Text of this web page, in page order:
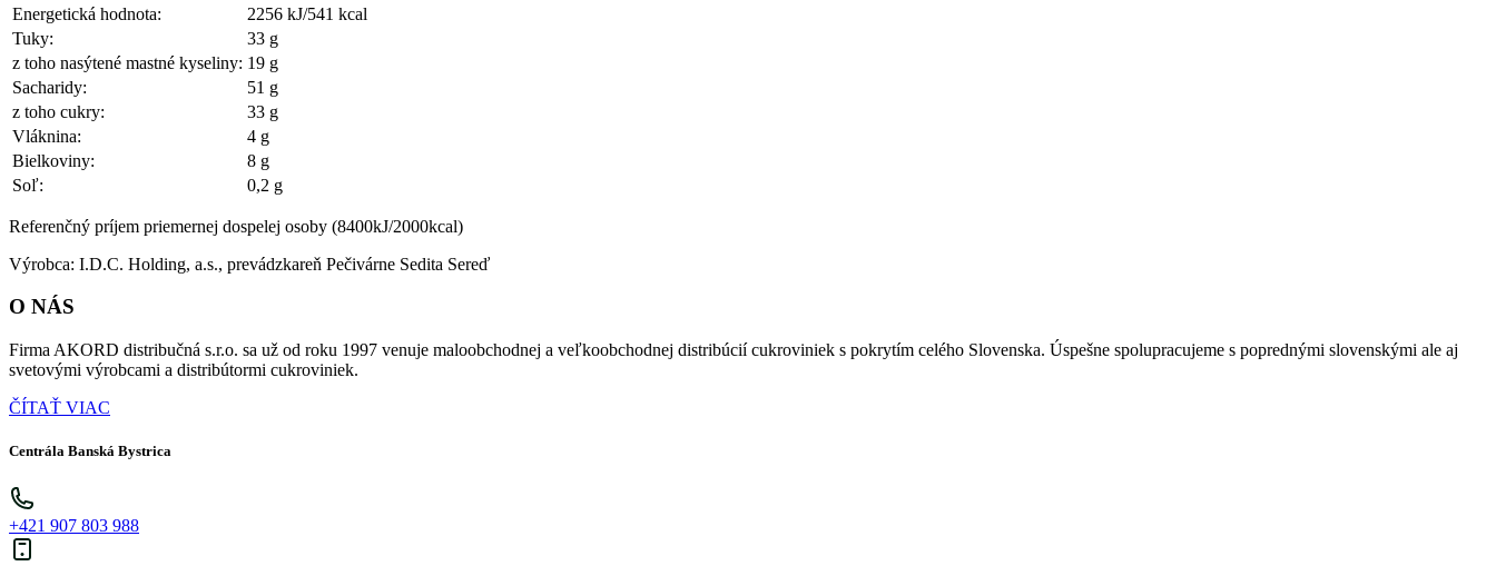
Energetická hodnota:
2256 kJ/541 kcal
Tuky:
33 g
z toho nasýtené mastné kyseliny: 19 g
Sacharidy:
51 g
z toho cukry:
33 g
Vláknina:
4 g
Bielkoviny:
8 g
Soľ:
0,2 g
Referenčný príjem priemernej dospelej osoby (8400kJ/2000kcal)
Výrobca: I.D.C. Holding, a.s., prevádzkareň Pečivárne Sedita Sereď
O NÁS
Firma AKORD distribučná s.r.o. sa už od roku 1997 venuje maloobchodnej a veľkoobchodnej distribúcií cukroviniek s pokrytím celého Slovenska. Úspešne spolupracujeme s poprednými slovenskými ale aj
svetovými výrobcami a distribútormi cukroviniek.
ČÍTAŤ VIAC
Centrála Banská Bystrica
+421 907 803 988